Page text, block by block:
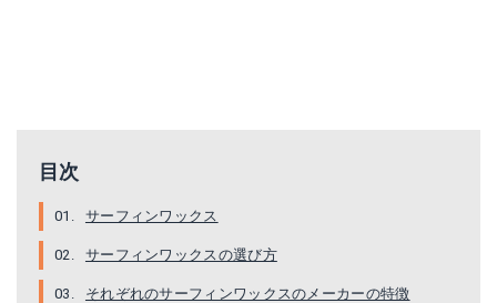
目次
サーフィンワックス
サーフィンワックスの選び方
それぞれのサーフィンワックスのメーカーの特徴